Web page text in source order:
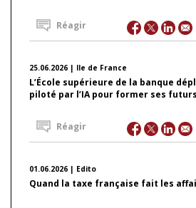
Réagir
25.06.2026 | Ile de France
L’École supérieure de la banque
piloté par l’IA pour former ses
Réagir
01.06.2026 | Edito
Quand la taxe française fait les